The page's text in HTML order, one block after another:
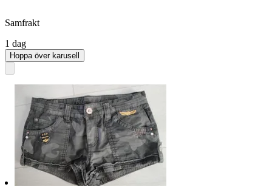
Samfrakt
1 dag
Hoppa över karusell